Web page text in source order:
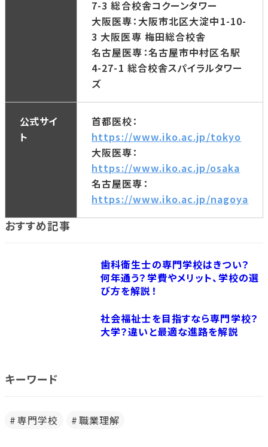
7-3 総合校舎コクーンタワー
大阪医専：大阪市北区大淀中1-10-
3 大阪医専 梅田総合校舎
名古屋医専：名古屋市中村区名駅
4-27-1 総合校舎スパイラルタワー
ズ
公式サイ
ト
首都医校：
https://www.iko.ac.jp/tokyo
大阪医専：
https://www.iko.ac.jp/osaka
名古屋医専：
https://www.iko.ac.jp/nagoya
おすすめ記事
歯科衛生士の専門学校はきつい？
何年通う？学費やメリット、学校の選
び方を解説！
社会福祉士を目指すなら専門学校？
大学？違いと最適な進路を解説
キーワード
専門学校 職業理解